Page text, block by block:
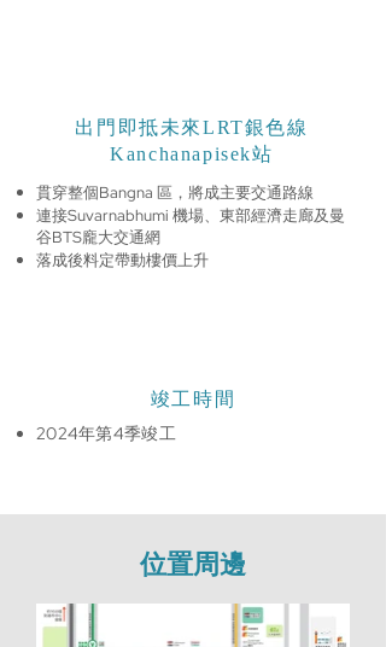
出門即抵未來LRT銀色線
Kanchanapisek站
貫穿整個Bangna 區，將成主要交通路線
連接Suvarnabhumi 機場、東部經濟走廊及曼
谷BTS龐大交通網
落成後料定帶動樓價上升
竣工時間
2024年第4季竣工
位置周邊